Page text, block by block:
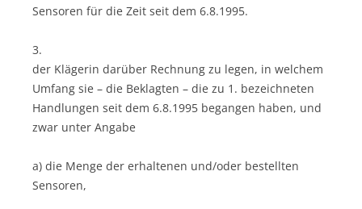
Sensoren für die Zeit seit dem 6.8.1995.
3.
der Klägerin darüber Rechnung zu legen, in welchem
Umfang sie – die Beklagten – die zu 1. bezeichneten
Handlungen seit dem 6.8.1995 begangen haben, und
zwar unter Angabe
a) die Menge der erhaltenen und/oder bestellten
Sensoren,